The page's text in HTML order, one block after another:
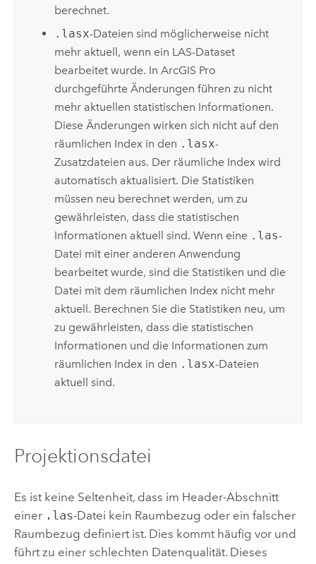
berechnet.
.lasx-Dateien sind möglicherweise nicht
mehr aktuell, wenn ein LAS-Dataset
bearbeitet wurde. In ArcGIS Pro
durchgeführte Änderungen führen zu nicht
mehr aktuellen statistischen Informationen.
Diese Änderungen wirken sich nicht auf den
räumlichen Index in den .lasx-
Zusatzdateien aus. Der räumliche Index wird
automatisch aktualisiert. Die Statistiken
müssen neu berechnet werden, um zu
gewährleisten, dass die statistischen
Informationen aktuell sind. Wenn eine .las-
Datei mit einer anderen Anwendung
bearbeitet wurde, sind die Statistiken und die
Datei mit dem räumlichen Index nicht mehr
aktuell. Berechnen Sie die Statistiken neu, um
zu gewährleisten, dass die statistischen
Informationen und die Informationen zum
räumlichen Index in den .lasx-Dateien
aktuell sind.
Projektionsdatei
Es ist keine Seltenheit, dass im Header-Abschnitt
einer .las-Datei kein Raumbezug oder ein falscher
Raumbezug definiert ist. Dies kommt häufig vor und
führt zu einer schlechten Datenqualität. Dieses